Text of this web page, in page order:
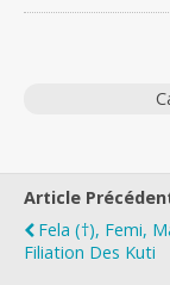
Article
Fela (†), Femi,
Filiation Des Kuti